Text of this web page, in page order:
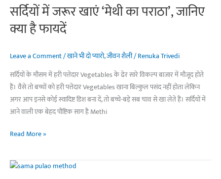
देगी
गर्माहट
एहसास,जानिए
का
आसान
तरीका
सर्दियों में जरूर खाएं ‘मेथी का पराठा’, जानिए
क्या है फायदें
Leave a Comment/खाने भी दो प्यारो,जीवन शैली/Renuka Trivedi
सर्दियों के मौसम में हरी पत्तेदार Vegetables के ढेर सारे विकल्प बाजार में मौजूद होते
हैं। वैसे तो बच्चों को हरी पत्तेदार Vegetables खाना बिल्कुल पसंद नहीं होता लेकिन
अगर आप इनसे कोई स्वादिष्ट डिश बना दें, तो बच्चे-बड़े सब चाव से खा लेते हैं। सर्दियों में
आने वाली एक बेहद पौष्टिक साग है Methi
सर्दियों
जरूर
खाएं
Read More »